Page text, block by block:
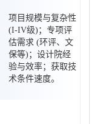
项目规模与复杂性
(I-IV级)；专项评
估需求 (环评、文
保等)；设计院经
验与效率；获取技
术条件速度。